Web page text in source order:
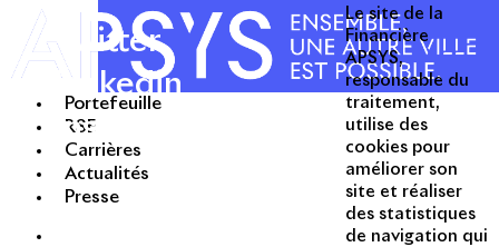
Portefeuille
RSE
Carrières
Actualités
Presse
Acteur passionné de la ville depuis
1996, Apsys conçoit, réalise, anime
et valorise des opérations urbaines
à forte valeur ajoutée dans toutes
les fonctions : polarités mixtes,
Twitter
Linkedin
Instagram
Le site de la
Financière
APSYS,
responsable du
traitement,
utilise des
cookies pour
améliorer son
site et réaliser
des statistiques
de navigation qui